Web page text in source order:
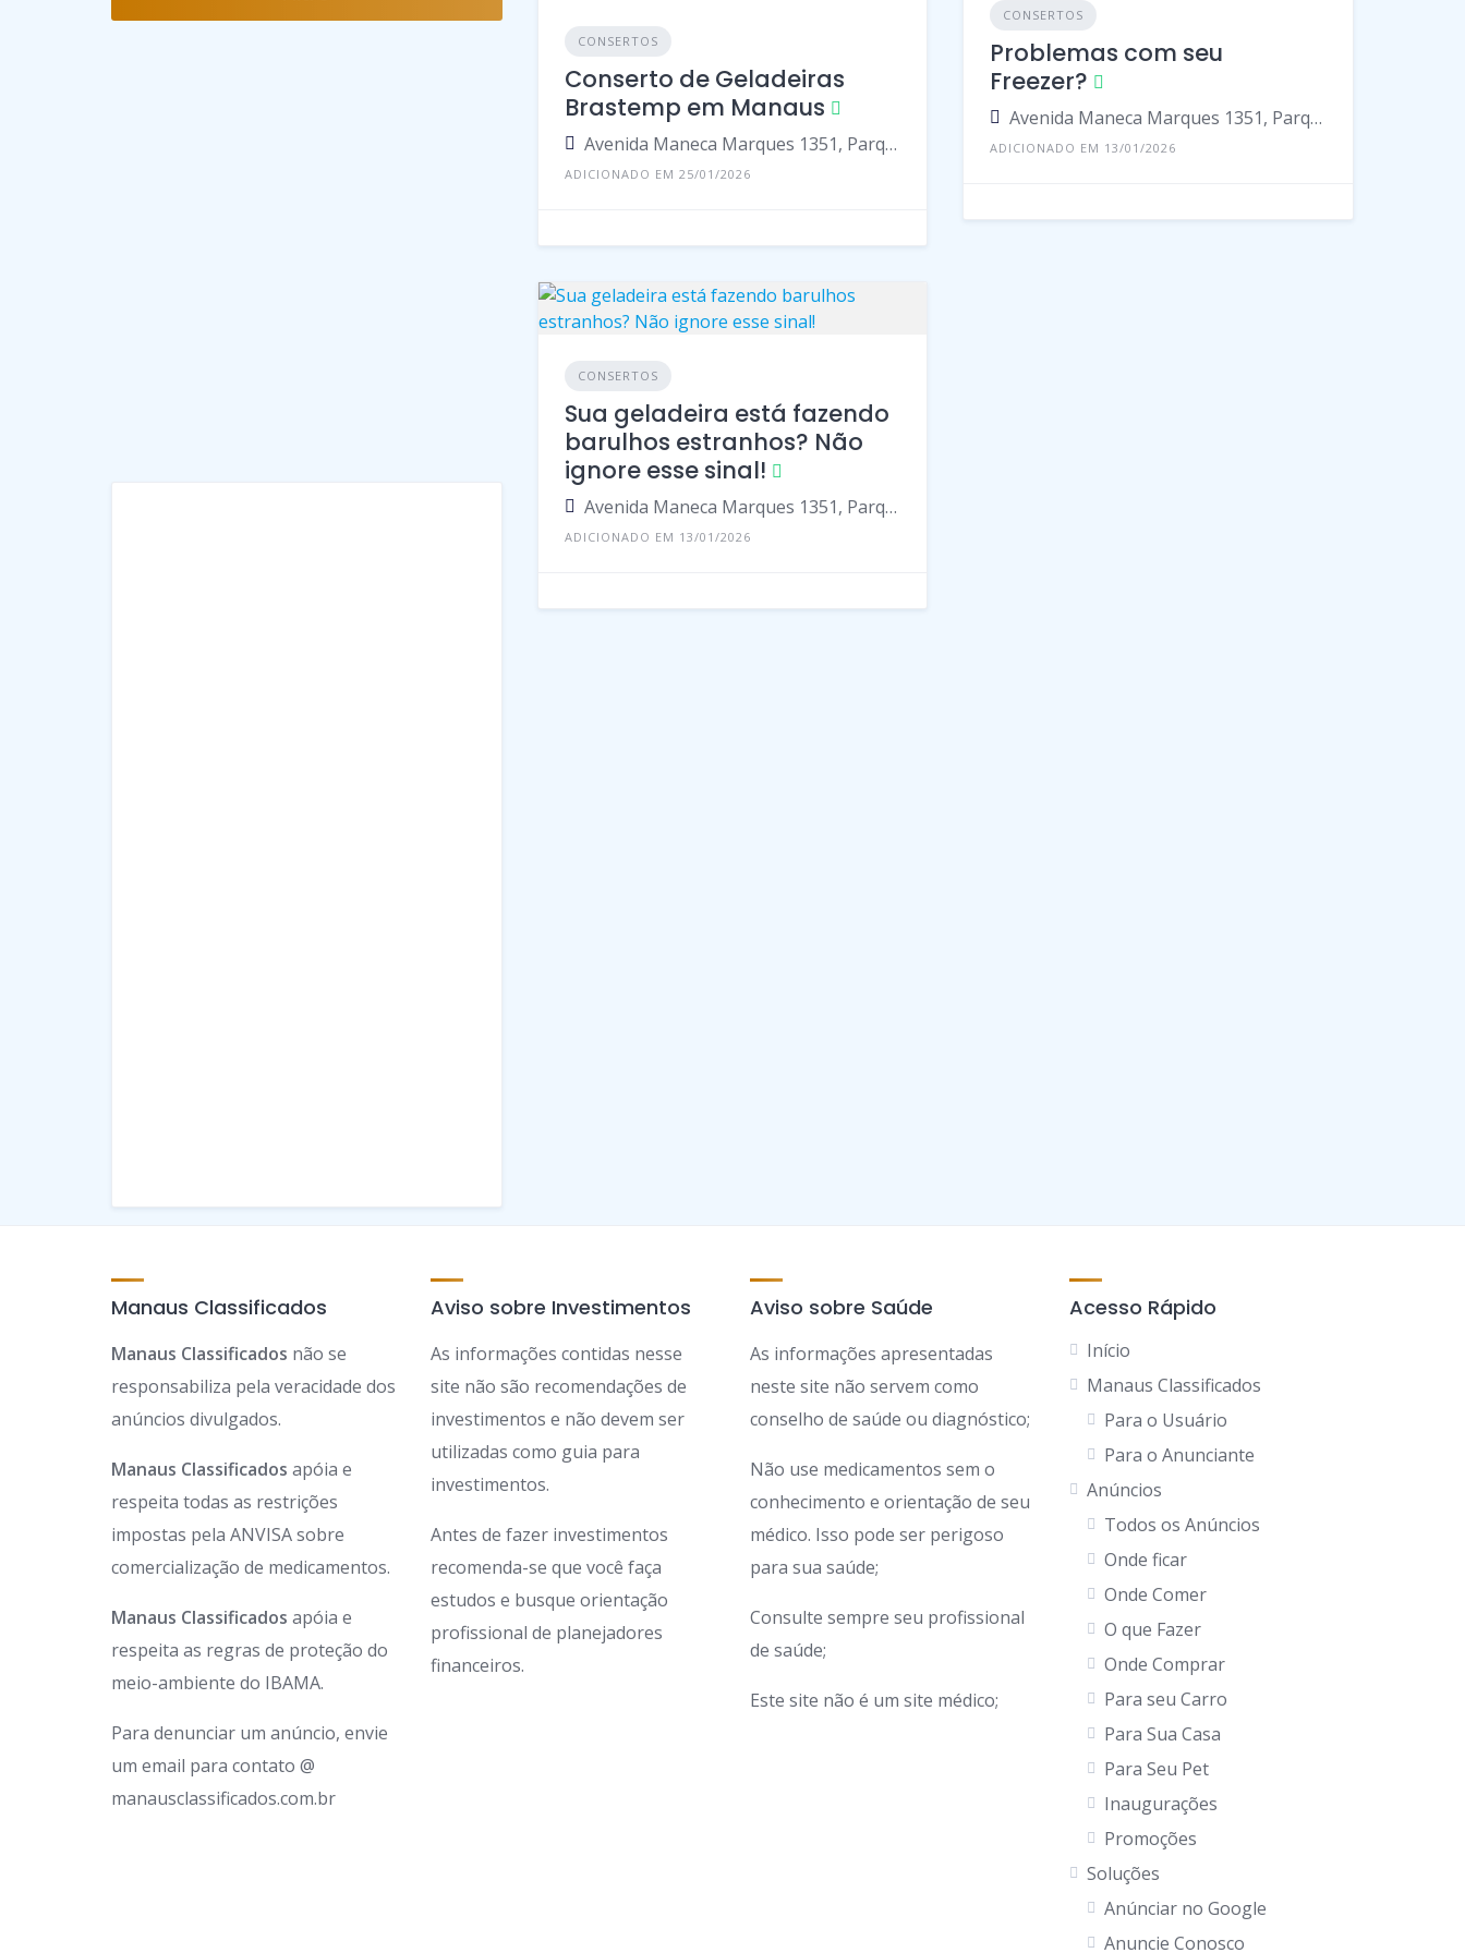
CONSERTOS
Conserto de Geladeiras
Brastemp em Manaus
Avenida Maneca Marques 1351, Parque 10 De Novembro, Manaus - Amazonas, 69055-000, Brasil
ADICIONADO EM 25/01/2026
CONSERTOS
Problemas com seu
Freezer?
Avenida Maneca Marques 1351, Parque 10 De Novembro, Manaus - Amazonas, 69055-000, Brasil
ADICIONADO EM 13/01/2026
CONSERTOS
Sua geladeira está fazendo
barulhos estranhos? Não
ignore esse sinal!
Avenida Maneca Marques 1351, Parque 10 De Novembro, Manaus - Amazonas, 69055-000, Brasil
ADICIONADO EM 13/01/2026
Manaus Classificados
Manaus Classificados não se
responsabiliza pela veracidade dos
anúncios divulgados.
Manaus Classificados apóia e
respeita todas as restrições
impostas pela ANVISA sobre
comercialização de medicamentos.
Manaus Classificados apóia e
respeita as regras de proteção do
meio-ambiente do IBAMA.
Para denunciar um anúncio, envie
um email para contato @
manausclassificados.com.br
Aviso sobre Investimentos
As informações contidas nesse
site não são recomendações de
investimentos e não devem ser
utilizadas como guia para
investimentos.
Antes de fazer investimentos
recomenda-se que você faça
estudos e busque orientação
profissional de planejadores
financeiros.
Aviso sobre Saúde
As informações apresentadas
neste site não servem como
conselho de saúde ou diagnóstico;
Não use medicamentos sem o
conhecimento e orientação de seu
médico. Isso pode ser perigoso
para sua saúde;
Consulte sempre seu profissional
de saúde;
Este site não é um site médico;
Acesso Rápido
Início
Manaus Classificados
Para o Usuário
Para o Anunciante
Anúncios
Todos os Anúncios
Onde ficar
Onde Comer
O que Fazer
Onde Comprar
Para seu Carro
Para Sua Casa
Para Seu Pet
Inaugurações
Promoções
Soluções
Anúnciar no Google
Anuncie Conosco